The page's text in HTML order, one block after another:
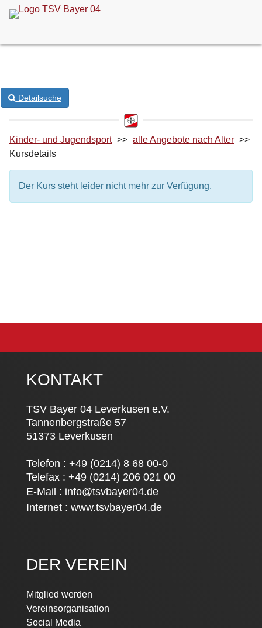
Detailsuche
Kinder- und Jugendsport >> alle Angebote nach Alter >>
Kursdetails
Der Kurs steht leider nicht mehr zur Verfügung.
KONTAKT
TSV Bayer 04 Leverkusen e.V.
Tannenbergstraße 57
51373 Leverkusen
Telefon : +49 (0214) 8 68 00-0
Telefax : +49 (0214) 206 021 00
E-Mail : info@tsvbayer04.de
Internet : www.tsvbayer04.de
DER VEREIN
Mitglied werden
Vereinsorganisation
Social Media